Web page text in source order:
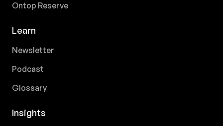
Ontop Reserve
Learn
Newsletter
Podcast
Glossary
Insights